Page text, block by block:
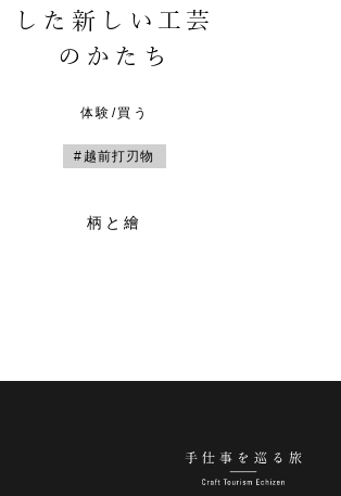
した新しい工芸
のかたち
体験/買う
#越前打刃物
柄と繪